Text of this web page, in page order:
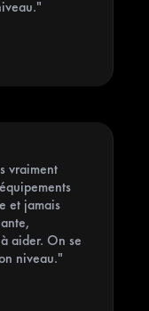
vraiment
et jamais
aider. On se
niveau."